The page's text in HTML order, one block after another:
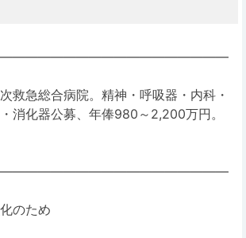
救急総合病院。精神・呼吸器・内科・
消化器公募、年俸980～2,200万円。
のため